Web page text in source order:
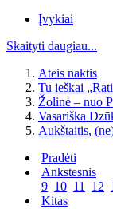
Įvykiai
Skaityti daugiau...
Ateis naktis
Tu ieškai
Žolinė – nuo
Vasariška
Aukštaitis,
Pradėti
Ankstesnis
9 10 11 12
Kitas